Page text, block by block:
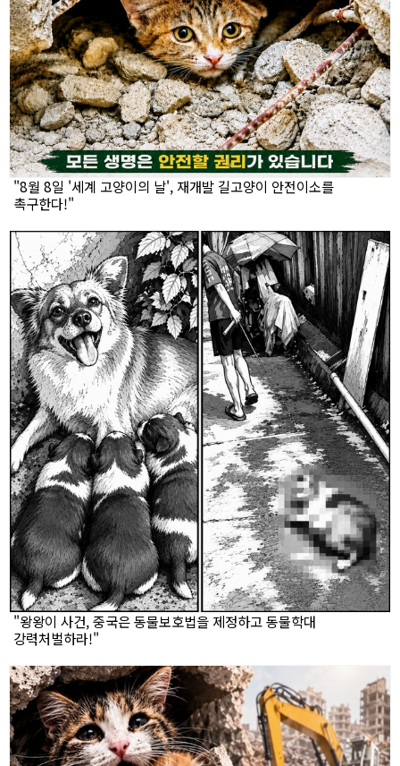
"8월 8일 '세계 고양이의 날', 재개발 길고양이 안전이소를
촉구한다!"
"왕왕이 사건, 중국은 동물보호법을 제정하고 동물학대
강력처벌하라!"